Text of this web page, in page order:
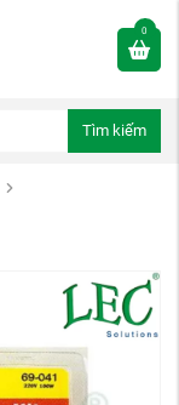
0
Tìm kiếm